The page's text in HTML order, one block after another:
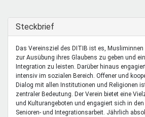
Schule & Beruf
Demokratie & Beteiligung
Ausblenden
Steckbrief
Das Vereinsziel des DITIB ist es,
zur Ausübung ihres Glaubens zu geben und
Integration zu leisten. Darüber hinaus
intensiv im sozialen Bereich. Offener und
Dialog mit allen Institutionen und Religionen
zentraler Bedeutung. Der Verein bietet eine
und Kulturangeboten und engagiert sich in den
Senioren- und Integrationsarbeit. Jährlich